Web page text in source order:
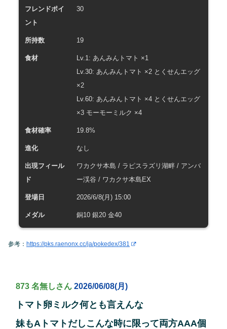
フレンドポイ
ント
30
所持数 19
食材
Lv.1: あんみんトマト ×1
Lv.30: あんみんトマト ×2 とくせんエッグ
×2
Lv.60: あんみんトマト ×4 とくせんエッグ
×3 モーモーミルク ×4
食材確率 19.8%
進化 なし
出現フィール
ド
ワカクサ本島 / ラピスラズリ湖畔 / アンバ
ー渓谷 / ワカクサ本島EX
登場日 2026/6/8(月) 15:00
メダル 銅10 銀20 金40
参考： https://pks.raenonx.cc/ja/pokedex/381
873 名無しさん 2026/06/08(月)
トマト卵ミルク何とも言えんな
妹もAトマトだしこんな時に限って両方AAA個